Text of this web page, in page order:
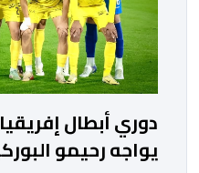
دوري أبطال
يواجه رحيمو